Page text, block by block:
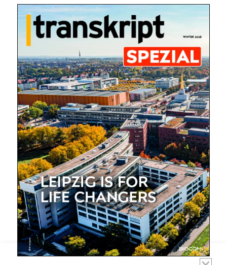
Mit dem |transkript-Newsletter
jede Woche aktuell informiert.
E-
Mail
(erforderlich)